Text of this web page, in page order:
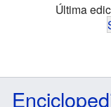
Última